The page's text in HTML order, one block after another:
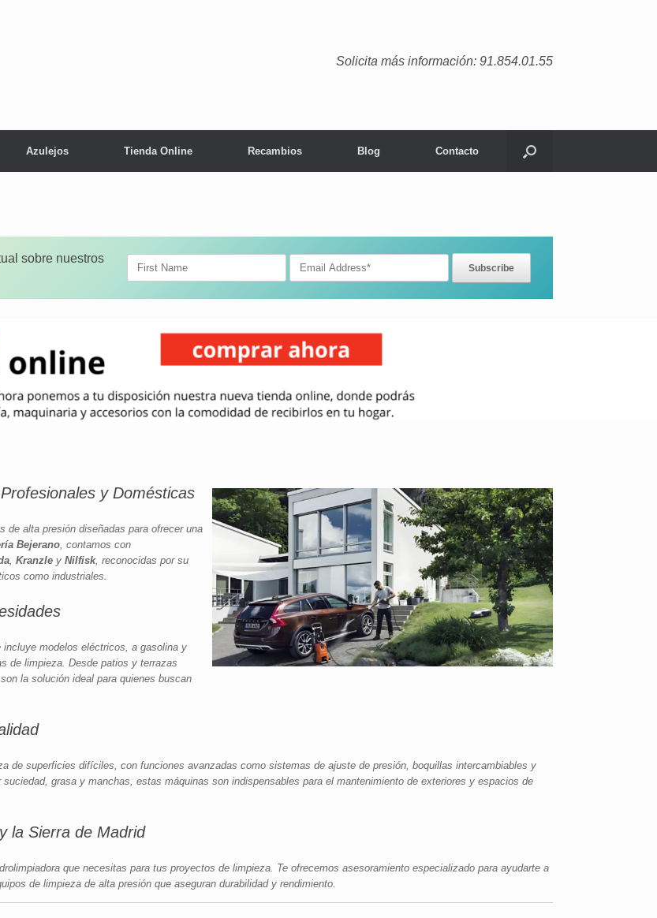
Solicita más información: 91.854.01.55
Azulejos Tienda Online Recambios Blog Contacto
sobre nuestros
y Domésticas
de alta presión diseñadas para ofrecer una
Bejerano , contamos con
Kranzle y Nilfisk, reconocidas por su
como industriales.
incluye modelos eléctricos, a gasolina y
de limpieza. Desde patios y terrazas
la solución ideal para quienes buscan
de superficies difíciles, con funciones avanzadas como sistemas de ajuste de presión, boquillas intercambiables y
grasa y manchas, estas máquinas son indispensables para el mantenimiento de exteriores y espacios de
la Sierra de Madrid
que necesitas para tus proyectos de limpieza. Te ofrecemos asesoramiento especializado para ayudarte a
de limpieza de alta presión que aseguran durabilidad y rendimiento.